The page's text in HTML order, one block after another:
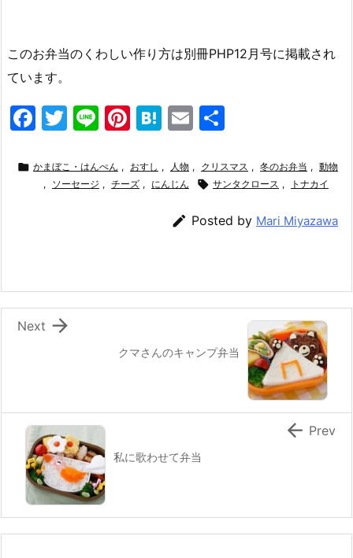
このお弁当のくわしい作り方は別冊PHP12月号に掲載され
ています。
F
c
e
k
T
itt
er
Li
e
Pi
er
e
H
e
n
a
E
ai
l
 かまぼこ・はんぺん , おすし , 人物 , クリスマス , 冬のお弁当 , 動物
,
ソーセージ , チーズ , にんじん  サンタクロース , トナカイ
 Posted by Mari Miyazawa
クマさんのキャンプ弁当

Next
私に歌わせて弁当
 Prev